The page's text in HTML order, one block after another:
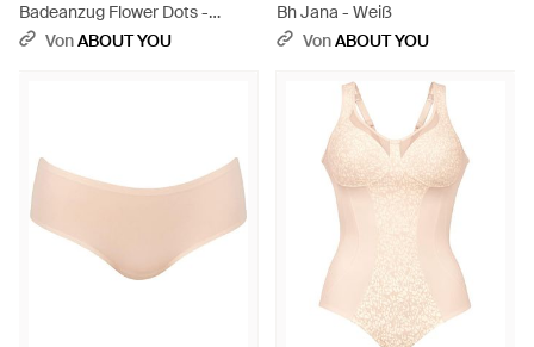
Badeanzug Flower Dots -
Schwarz
VonABOUT YOU
Bh Jana - Weiß
VonABOUT YOU